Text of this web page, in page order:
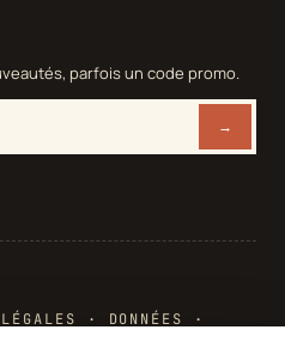
parfois un code promo.
→
· DONNÉES
·